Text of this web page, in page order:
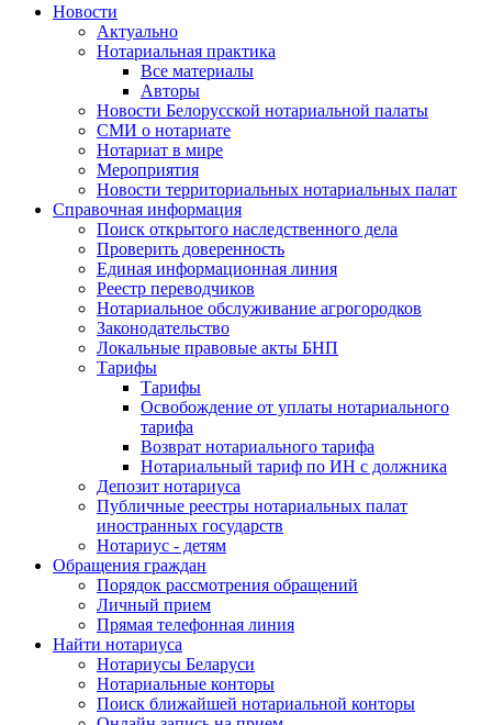
Новости
Актуально
Нотариальная практика
Все материалы
Авторы
Новости Белорусской нотариальной палаты
СМИ о нотариате
Нотариат в мире
Мероприятия
Новости территориальных нотариальных палат
Справочная информация
Поиск открытого наследственного дела
Проверить доверенность
Единая информационная линия
Реестр переводчиков
Нотариальное обслуживание агрогородков
Законодательство
Локальные правовые акты БНП
Тарифы
Тарифы
Освобождение от уплаты нотариального
тарифа
Возврат нотариального тарифа
Нотариальный тариф по ИН с должника
Депозит нотариуса
Публичные реестры нотариальных палат
иностранных государств
Нотариус - детям
Обращения граждан
Порядок рассмотрения обращений
Личный прием
Прямая телефонная линия
Найти нотариуса
Нотариусы Беларуси
Нотариальные конторы
Поиск ближайшей нотариальной конторы